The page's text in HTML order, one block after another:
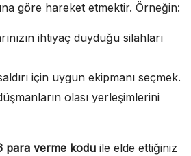
göre hareket etmektir. Örneğin:
ihtiyaç duyduğu silahları
için uygun ekipmanı seçmek.
olası yerleşimlerini
para verme kodu ile elde ettiğiniz